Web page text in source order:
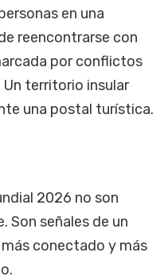
en una
reencontrarse con
por conflictos
territorio insular
una postal turística.
2026 no son
Son señales de un
conectado y más